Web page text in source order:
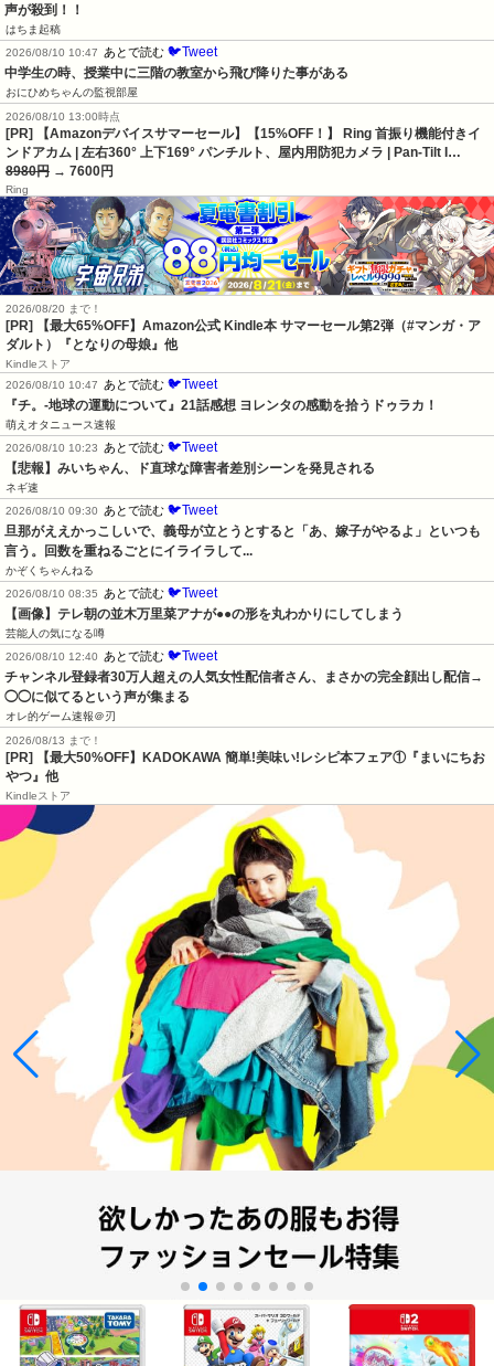
声が殺到！！
はちま起稿
2026/08/10 10:47
あとで読む 🐦Tweet
中学生の時、授業中に三階の教室から飛び降りた事がある
おにひめちゃんの監視部屋
2026/08/10 13:00時点
[PR] 【Amazonデバイスサマーセール】【15%OFF！】 Ring 首振り機能付きイ
ンドアカム | 左右360° 上下169° パンチルト、屋内用防犯カメラ | Pan-Tilt I…
8980円 → 7600円
Ring
2026/08/20 まで！
[PR]
【最大65%OFF】Amazon公式 Kindle本 サマーセール第2弾（#マンガ・ア
ダルト）『となりの母娘』他
Kindleストア
2026/08/10 10:47 あとで読む 🐦Tweet
『チ。-地球の運動について』21話感想 ヨレンタの感動を拾うドゥラカ！
萌えオタニュース速報
2026/08/10 10:23 あとで読む 🐦Tweet
【悲報】みいちゃん、ド直球な障害者差別シーンを発見される
ネギ速
2026/08/10 09:30 あとで読む 🐦Tweet
旦那がええかっこしいで、義母が立とうとすると「あ、嫁子がやるよ」といつも
言う。回数を重ねるごとにイライラして...
かぞくちゃんねる
2026/08/10 08:35 あとで読む 🐦Tweet
【画像】テレ朝の並木万里菜アナが●●の形を丸わかりにしてしまう
芸能人の気になる噂
2026/08/10 12:40 あとで読む 🐦Tweet
チャンネル登録者30万人超えの人気女性配信者さん、まさかの完全顔出し配信→
◯◯に似てるという声が集まる
オレ的ゲーム速報＠刃
2026/08/13 まで！
[PR] 【最大50%OFF】KADOKAWA 簡単!美味い!レシピ本フェア①『まいにちお
やつ』他
Kindleストア